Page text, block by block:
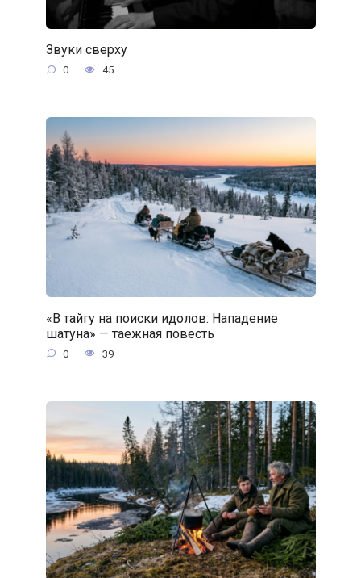
Звуки сверху
0 45
«В тайгу на поиски идолов: Нападение
шатуна» — таежная повесть
0 39